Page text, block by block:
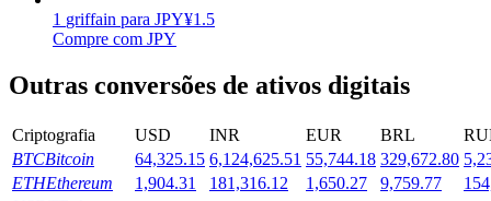
Launchpool
Staking flexível para ganhar tokens populares.
1 griffain para JPY¥1.5
Compre com JPY
Outras conversões de ativos digitais
Criptografia USD INR EUR BRL
BTCBitcoin 64,325.15 6,124,625.51 55,744.18 329,672.80
ETHEthereum 1,904.31 181,316.12 1,650.27 9,759.77